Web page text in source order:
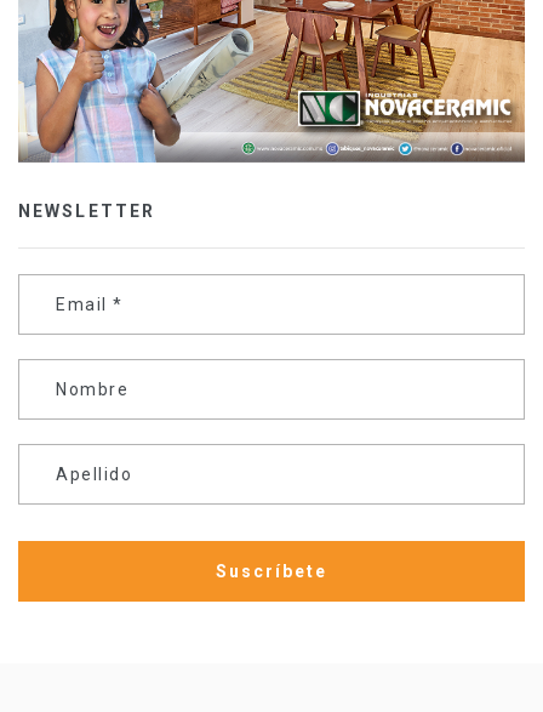
NEWSLETTER
Email *
Nombre
Apellido